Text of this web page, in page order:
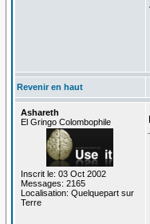
Revenir en haut
Ashareth
El Gringo Colombophile
Inscrit le: 03 Oct 2002
Messages: 2165
Localisation: Quelquepart sur
Terre